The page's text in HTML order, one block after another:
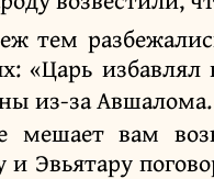
тем
«Царь
из-за Авшалома.
вам
Эвьятару